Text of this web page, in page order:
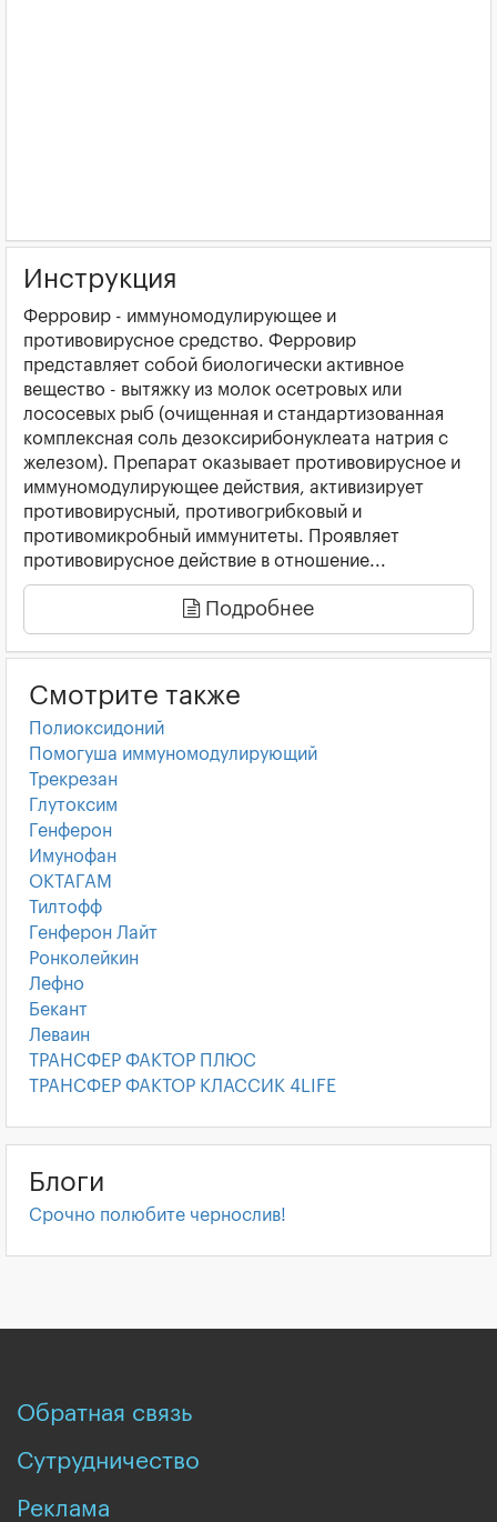
Инструкция
Ферровир - иммуномодулирующее и
противовирусное средство. Ферровир
представляет собой биологически активное
вещество - вытяжку из молок осетровых или
лососевых рыб (очищенная и стандартизованная
комплексная соль дезоксирибонуклеата натрия с
железом). Препарат оказывает противовирусное и
иммуномодулирующее действия, активизирует
противовирусный, противогрибковый и
противомикробный иммунитеты. Проявляет
противовирусное действие в отношение...
Подробнее
Смотрите также
Полиоксидоний
Помогуша иммуномодулирующий
Трекрезан
Глутоксим
Генферон
Имунофан
ОКТАГАМ
Тилтофф
Генферон Лайт
Ронколейкин
Лефно
Бекант
Леваин
ТРАНСФЕР ФАКТОР ПЛЮС
ТРАНСФЕР ФАКТОР КЛАССИК 4LIFE
Блоги
Срочно полюбите чернослив!
Обратная связь
Сутрудничество
Реклама